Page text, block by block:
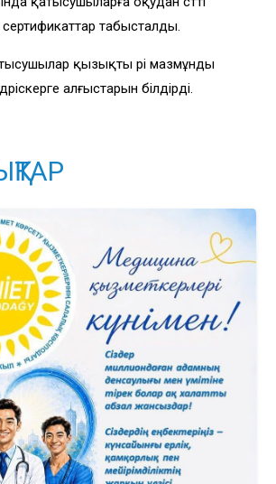
сертификаттар табысталды.
қызықты әрі мазмұнды
алғыстарын білдірді.